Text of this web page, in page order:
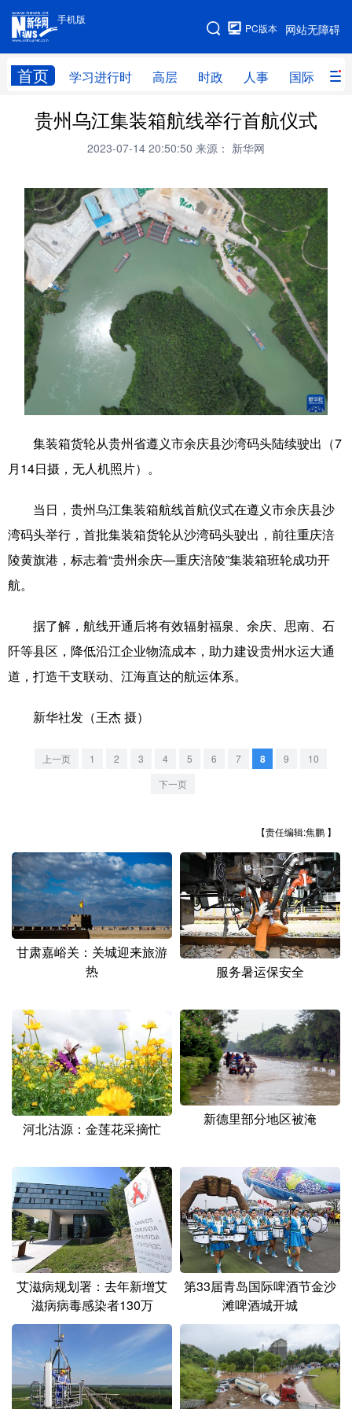
手机版
网站无障碍
PC版本
首页 学习进行时 高层 时政 人事 国际 财
手机版
网站地图
学习进行时 高层 时政 人事
财经 网评
台湾 思客智库 全球连线 教育
科技 科创 量子 体育
文化 书画 健康 军事
访谈 图片 政务
法律 中央文件 金融 汽车
人居 信息化 数字经济
学术中国 乡村振兴 银龄 溯源中国
城市 旅游 能源 会展
彩票 娱乐 时尚 悦读
文化产业
地方频道
辽宁 吉林 上海 江苏
浙江 安徽 福建
山东 河南
多语种频道
English Español Français عربى
Русский язык 日本語 한국어
贵州乌江集装箱航线举行首航仪式
2023-07-14 20:50:50 来源： 新华网
集装箱货轮从贵州省遵义市余庆县沙湾码头陆续驶出（7
月14日摄，无人机照片）。
当日，贵州乌江集装箱航线首航仪式在遵义市余庆县沙
湾码头举行，首批集装箱货轮从沙湾码头驶出，前往重庆涪
陵黄旗港，标志着“贵州余庆—重庆涪陵”集装箱班轮成功开
航。
据了解，航线开通后将有效辐射福泉、余庆、思南、石
阡等县区，降低沿江企业物流成本，助力建设贵州水运大通
道，打造干支联动、江海直达的航运体系。
新华社发（王杰 摄）
上一页 1 2 3 4 5 6 7 8 9
10
下一页
【责任编辑:焦鹏 】
甘肃嘉峪关：关城迎来旅游
热
服务暑运保安全
河北沽源：金莲花采摘忙
新德里部分地区被淹
艾滋病规划署：去年新增艾
滋病病毒感染者130万
第33届青岛国际啤酒节金沙
滩啤酒城开城